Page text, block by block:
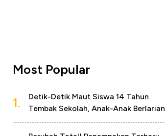
Most Popular
1.
Detik-Detik Maut Siswa 14 Tahun
Tembak Sekolah, Anak-Anak Berlarian